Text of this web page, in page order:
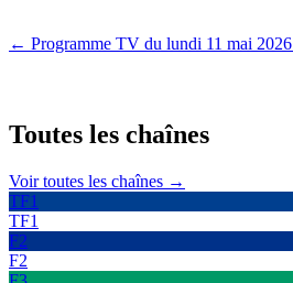
← Programme TV du lundi 11 mai 2026
Toutes les chaînes
Voir toutes les chaînes →
TF1
TF1
F2
F2